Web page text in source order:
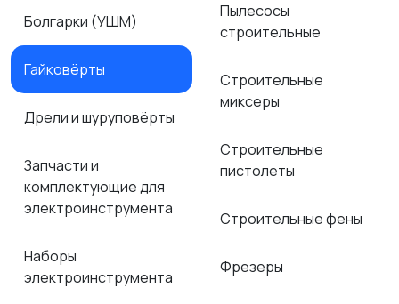
Болгарки (УШМ)
Гайковёрты
Дрели и шуруповёрты
Запчасти и
комплектующие для
электроинструмента
Наборы
электроинструмента
Пылесосы
строительные
Строительные
миксеры
Строительные
пистолеты
Строительные фены
Фрезеры